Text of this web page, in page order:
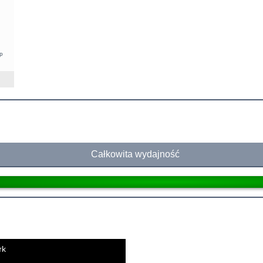
Całkowita wydajność